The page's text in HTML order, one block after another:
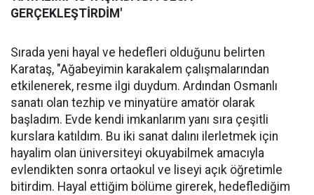
GERÇEKLEŞTİRDİM'
Sırada yeni hayal ve hedefleri olduğunu belirten
Karataş, "Ağabeyimin karakalem çalışmalarından
etkilenerek, resme ilgi duydum. Ardından Osmanlı
sanatı olan tezhip ve minyatüre amatör olarak
başladım. Evde kendi imkanlarım yanı sıra çeşitli
kurslara katıldım. Bu iki sanat dalını ilerletmek için
hayalim olan üniversiteyi okuyabilmek amacıyla
evlendikten sonra ortaokul ve liseyi açık öğretimle
bitirdim. Hayal ettiğim bölüme girerek, hedeflediğim